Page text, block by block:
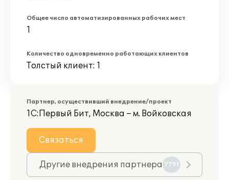
Общее число автоматизированных рабочих мест
1
Количество одновременно работающих клиентов
Толстый клиент: 1
Партнер, осуществивший внедрение/проект
1С:Первый Бит, Москва – м. Войковская
Связаться
Другие внедрения партнера 7791